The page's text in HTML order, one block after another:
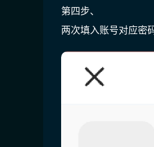
第四步、
两次填入账号对应密